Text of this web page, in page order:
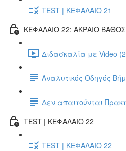
TEST | ΚΕΦΑΛΑΙΟ 21
ΚΕΦΑΛΑΙΟ 22: ΑΚΡΑΙΟ
Διδασκαλία με Video
Αναλυτικός Οδηγός
Δεν απαιτούνται
TEST | ΚΕΦΑΛΑΙΟ 22
TEST | ΚΕΦΑΛΑΙΟ 22